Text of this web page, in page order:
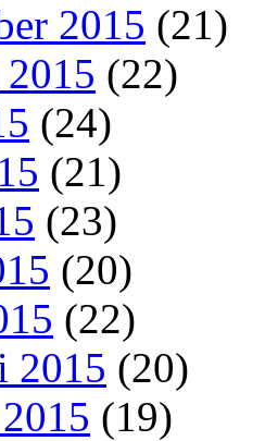
2015 (21)
(22)
(24)
(21)
(23)
(20)
(22)
2015 (20)
(19)